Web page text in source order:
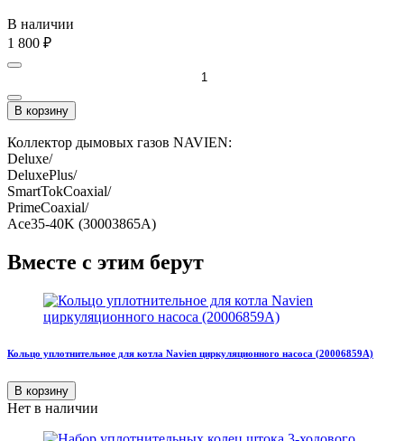
В наличии
1 800 ₽
В корзину
Коллектор дымовых газов NAVIEN:
Deluxe/
DeluxePlus/
SmartTokCoaxial/
PrimeCoaxial/
Ace35-40K (30003865A)
Вместе с этим берут
Кольцо уплотнительное для котла Navien циркуляционного насоса (20006859A)
В корзину
Нет в наличии